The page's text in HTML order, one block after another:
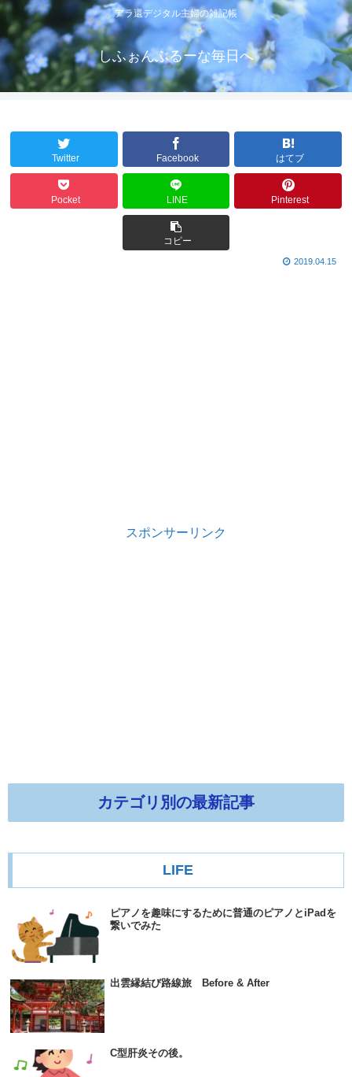
アラ還デジタル主婦の雑記帳
しふぉんぶるーな毎日へ
Twitter Facebook はてブ
Pocket LINE Pinterest
コピー
2019.04.15
スポンサーリンク
カテゴリ別の最新記事
LIFE
ピアノを趣味にするために普通のピアノとiPadを
繋いでみた
出雲縁結び路線旅 Before & After
C型肝炎その後。